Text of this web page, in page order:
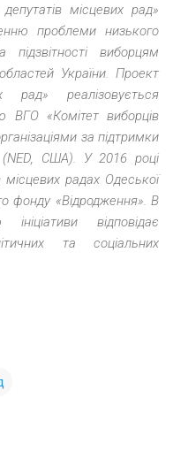
місцевих рад»
проблеми низького
підзвітності виборцям
України. Проект
рад» реалізовується
ВГО «Комітет виборців
за підтримки
(NED, США). У 2016 році
місцевих радах Одеської
фонду «Відродження». В
відповідає
та соціальних